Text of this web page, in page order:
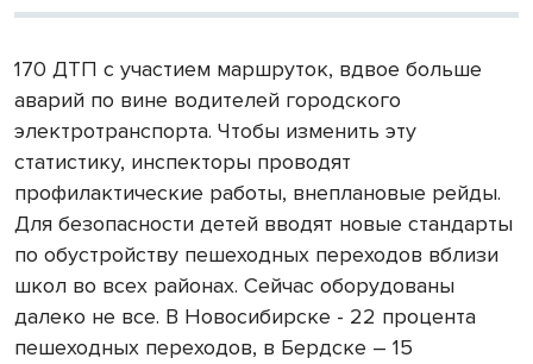
170 ДТП с участием маршруток, вдвое больше
аварий по вине водителей городского
электротранспорта. Чтобы изменить эту
статистику, инспекторы проводят
профилактические работы, внеплановые рейды.
Для безопасности детей вводят новые стандарты
по обустройству пешеходных переходов вблизи
школ во всех районах. Сейчас оборудованы
далеко не все. В Новосибирске - 22 процента
пешеходных переходов, в Бердске – 15